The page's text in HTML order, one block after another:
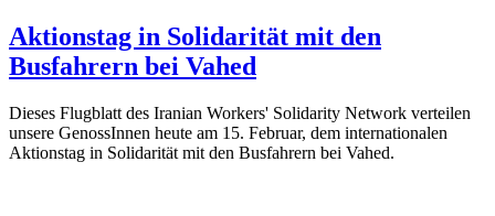
Aktionstag in Solidarität mit den
Busfahrern bei Vahed
Dieses Flugblatt des Iranian Workers' Solidarity Network verteilen
unsere GenossInnen heute am 15. Februar, dem internationalen
Aktionstag in Solidarität mit den Busfahrern bei Vahed.